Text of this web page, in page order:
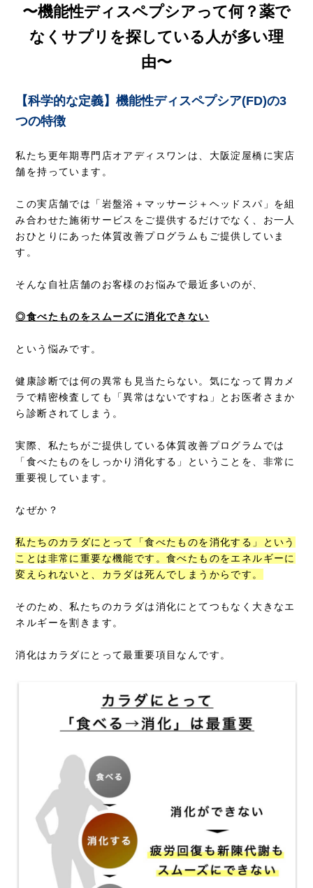
〜機能性ディスペプシアって何？薬で
なくサプリを探している人が多い理
由〜
【科学的な定義】機能性ディスペプシア(FD)の3
つの特徴
私たち更年期専門店オアディスワンは、大阪淀屋橋に実店
舗を持っています。
この実店舗では「岩盤浴＋マッサージ＋ヘッドスパ」を組
み合わせた施術サービスをご提供するだけでなく、お一人
おひとりにあった体質改善プログラムもご提供していま
す。
そんな自社店舗のお客様のお悩みで最近多いのが、
◎食べたものをスムーズに消化できない
という悩みです。
健康診断では何の異常も見当たらない。気になって胃カメ
ラで精密検査しても「異常はないですね」とお医者さまか
ら診断されてしまう。
実際、私たちがご提供している体質改善プログラムでは
「食べたものをしっかり消化する」ということを、非常に
重要視しています。
なぜか？
私たちのカラダにとって「食べたものを消化する」という
ことは非常に重要な機能です。食べたものをエネルギーに
変えられないと、カラダは死んでしまうからです。
そのため、私たちのカラダは消化にとてつもなく大きなエ
ネルギーを割きます。
消化はカラダにとって最重要項目なんです。